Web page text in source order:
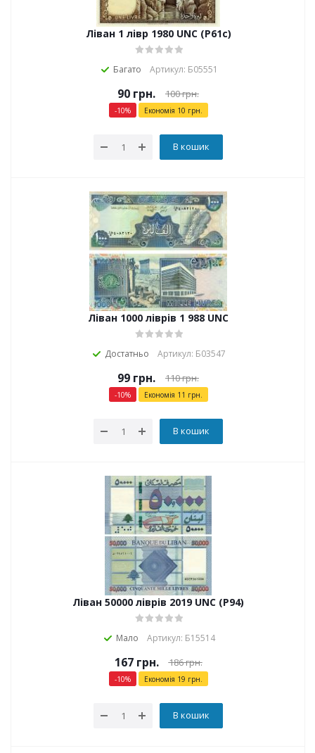
Ліван 1 лівр 1980 UNC (P61c)
Багато Артикул: Б05551
90 грн. 100грн.
-10% Економія 10 грн.
В кошик
Ліван 1000 ліврів 1 988 UNC
Достатньо Артикул: Б03547
99 грн. 110грн.
-10% Економія 11 грн.
В кошик
Ліван 50000 ліврів 2019 UNC (P94)
Мало Артикул: Б15514
167грн. 186грн.
-10% Економія 19 грн.
В кошик